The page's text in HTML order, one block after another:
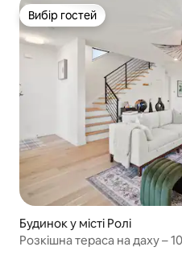
Вибір гостей
Вибір гостей
Будинок у місті Ролі
Розкішна тераса на даху –